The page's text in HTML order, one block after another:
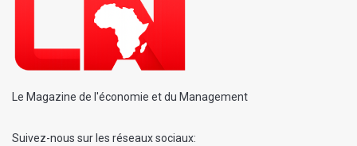
Le Magazine de l'économie et du Management
Suivez-nous sur les réseaux sociaux: